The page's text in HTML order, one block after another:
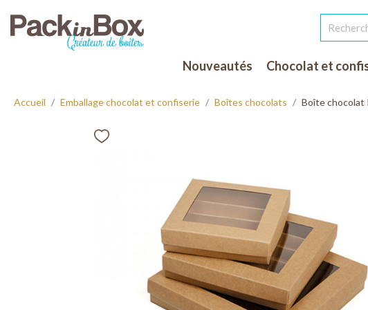
Nouveautés Chocolat et
Accueil Emballage chocolat et confiserie Boîtes chocolats Boîte chocolat